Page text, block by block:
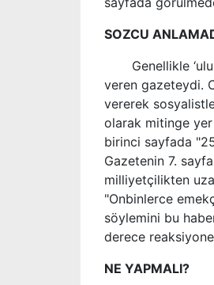
SOZCU
Genellikle
veren gazeteydi.
vererek
olarak mitinge yer
birinci sayfada
Gazetenin 7.
milliyetçilikten
"Onbinlerce
söylemini bu
derece
NE YAPMALI?